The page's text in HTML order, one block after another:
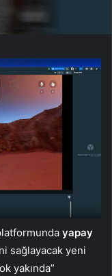
yapay
sağlayacak yeni
yakında”